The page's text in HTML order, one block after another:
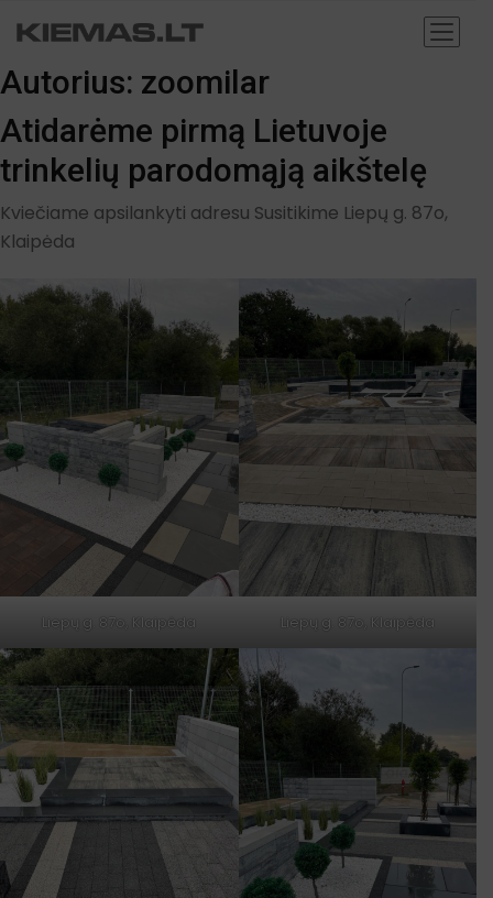
Autorius: zoomilar
Atidarėme pirmą Lietuvoje
trinkelių parodomąją aikštelę
Kviečiame apsilankyti adresu Susitikime Liepų g. 87o,
Klaipėda
Liepų g. 87o, Klaipėda Liepų g. 87o, Klaipėda